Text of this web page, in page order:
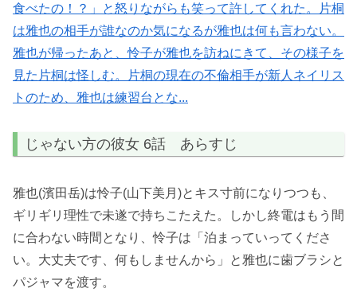
食べたの！？」と怒りながらも笑って許してくれた。片桐
は雅也の相手が誰なのか気になるが雅也は何も言わない。
雅也が帰ったあと、怜子が雅也を訪ねにきて、その様子を
見た片桐は怪しむ。片桐の現在の不倫相手が新人ネイリス
トのため、雅也は練習台とな...
じゃない方の彼女 6話 あらすじ
雅也(濱田岳)は怜子(山下美月)とキス寸前になりつつも、
ギリギリ理性で未遂で持ちこたえた。しかし終電はもう間
に合わない時間となり、怜子は「泊まっていってくださ
い。大丈夫です、何もしませんから」と雅也に歯ブラシと
パジャマを渡す。